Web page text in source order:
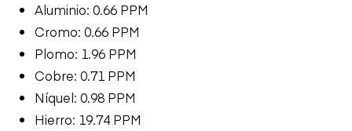
Aluminio: 0.66 PPM
Cromo: 0.66 PPM
Plomo: 1.96 PPM
Cobre: 0.71 PPM
Níquel: 0.98 PPM
Hierro: 19.74 PPM